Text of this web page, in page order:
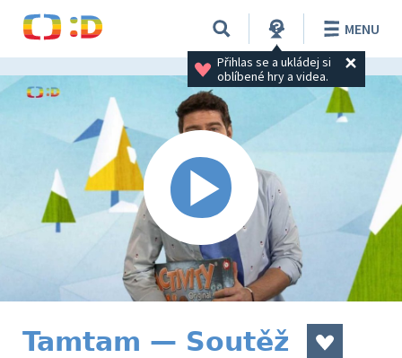
Přihlas se a ukládej si
oblíbené hry a videa.
MENU
Tamtam — Soutěž